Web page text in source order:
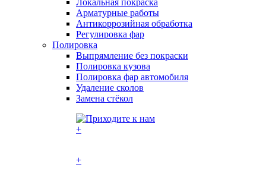
Локальная покраска
Арматурные работы
Антикоррозийная обработка
Регулировка фар
Полировка
Выпрямление без покраски
Полировка кузова
Полировка фар автомобиля
Удаление сколов
Замена стёкол
+
+